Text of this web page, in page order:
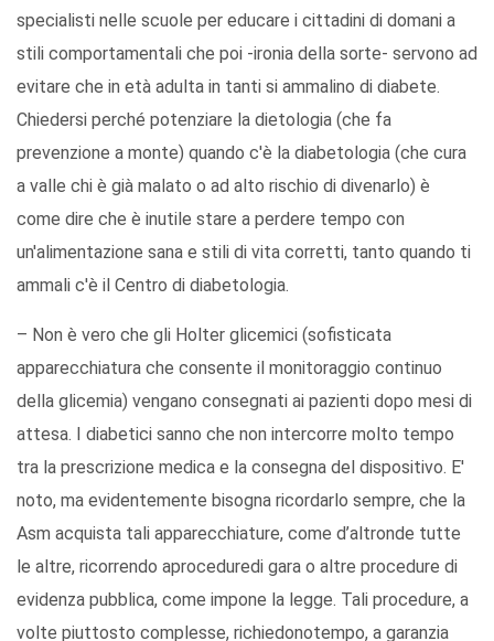
specialisti nelle scuole per educare i cittadini di domani a
stili comportamentali che poi -ironia della sorte- servono ad
evitare che in età adulta in tanti si ammalino di diabete.
Chiedersi perché potenziare la dietologia (che fa
prevenzione a monte) quando c'è la diabetologia (che cura
a valle chi è già malato o ad alto rischio di divenarlo) è
come dire che è inutile stare a perdere tempo con
un'alimentazione sana e stili di vita corretti, tanto quando ti
ammali c'è il Centro di diabetologia.
– Non è vero che gli Holter glicemici (sofisticata
apparecchiatura che consente il monitoraggio continuo
della glicemia) vengano consegnati ai pazienti dopo mesi di
attesa. I diabetici sanno che non intercorre molto tempo
tra la prescrizione medica e la consegna del dispositivo. E'
noto, ma evidentemente bisogna ricordarlo sempre, che la
Asm acquista tali apparecchiature, come d’altronde tutte
le altre, ricorrendo aproceduredi gara o altre procedure di
evidenza pubblica, come impone la legge. Tali procedure, a
volte piuttosto complesse, richiedonotempo, a garanzia